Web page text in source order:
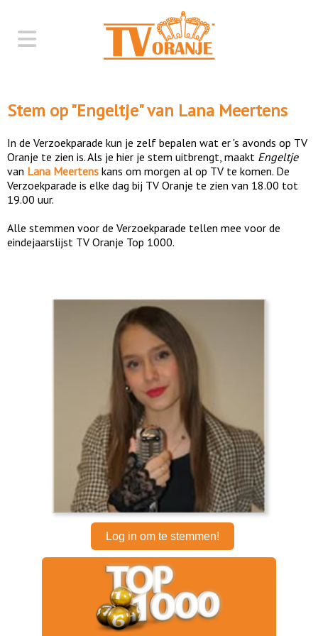
Stem op "Engeltje" van Lana Meertens
In de Verzoekparade kun je zelf bepalen wat er 's avonds op TV
Oranje te zien is. Als je hier je stem uitbrengt, maakt Engeltje
van Lana Meertens kans om morgen al op TV te komen. De
Verzoekparade is elke dag bij TV Oranje te zien van 18.00 tot
19.00 uur.
Alle stemmen voor de Verzoekparade tellen mee voor de
eindejaarslijst TV Oranje Top 1000.
Log in om te stemmen!